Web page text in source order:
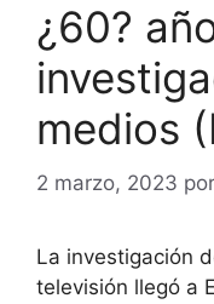
¿60?
medios
2 marzo, 2023 por
La investigación
televisión llegó a